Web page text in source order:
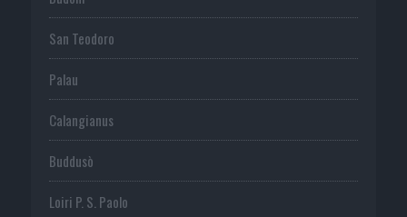
San Teodoro
Palau
Calangianus
Buddusò
Loiri P. S. Paolo